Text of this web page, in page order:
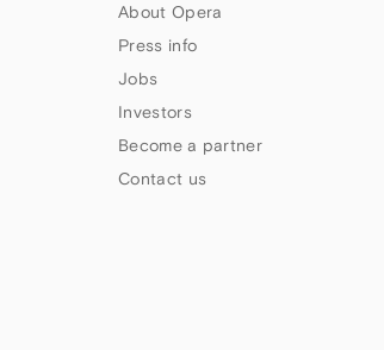
About Opera
Press info
Jobs
Investors
Become a partner
Contact us